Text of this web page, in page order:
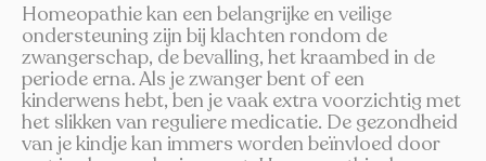
Homeopathie kan een belangrijke en veilige
ondersteuning zijn bij klachten rondom de
zwangerschap, de bevalling, het kraambed in de
periode erna. Als je zwanger bent of een
kinderwens hebt, ben je vaak extra voorzichtig met
het slikken van reguliere medicatie. De gezondheid
van je kindje kan immers worden beïnvloed door